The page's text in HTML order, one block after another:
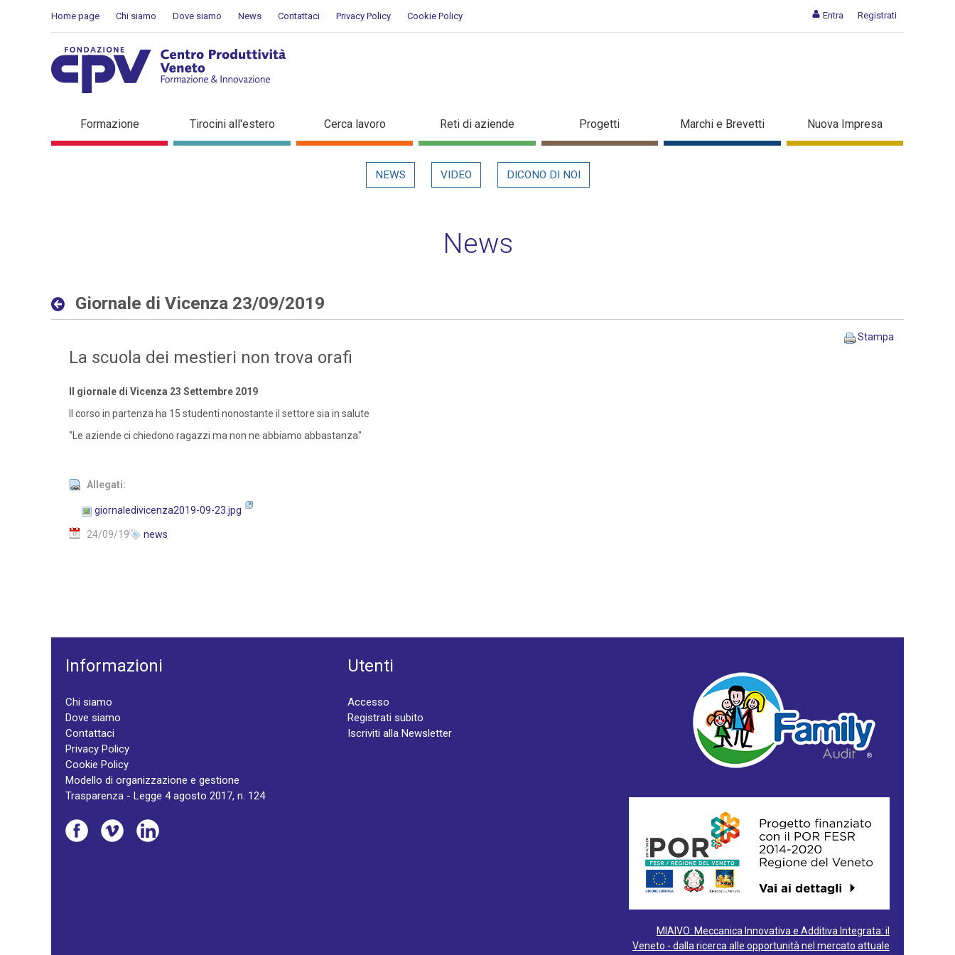
Entra Registrati
Home page Chi siamo Dove siamo News Contattaci Privacy Policy Cookie Policy
Giornale di Vicenza 23/09/2019 - Dettaglio in evidenza
Formazione Tirocini all'estero Cerca lavoro Reti di aziende Progetti Marchi e Brevetti Nuova Impresa
NEWS VIDEO DICONO DI NOI
News
Giornale di Vicenza 23/09/2019
Stampa
La scuola dei mestieri non trova orafi
Il giornale di Vicenza 23 Settembre 2019
Il corso in partenza ha 15 studenti nonostante il settore sia in salute
"Le aziende ci chiedono ragazzi ma non ne abbiamo abbastanza"
Allegati:
giornaledivicenza2019-09-23.jpg
24/09/19 news
Informazioni
Chi siamo
Dove siamo
Contattaci
Privacy Policy
Cookie Policy
Modello di organizzazione e gestione
Trasparenza - Legge 4 agosto 2017, n. 124
Utenti
Accesso
Registrati subito
Iscriviti alla Newsletter
MIAIVO: Meccanica Innovativa e Additiva Integrata: il
Veneto - dalla ricerca alle opportunità nel mercato attuale